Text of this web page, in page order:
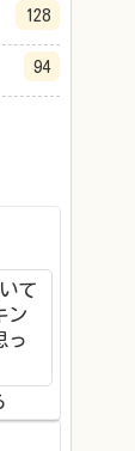
128
94
て
ン
っ